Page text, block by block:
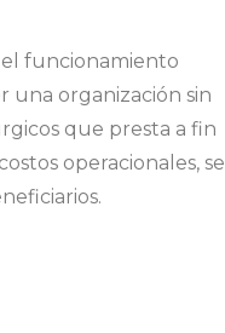
el funcionamiento
una organización sin
que presta a fin
operacionales, se